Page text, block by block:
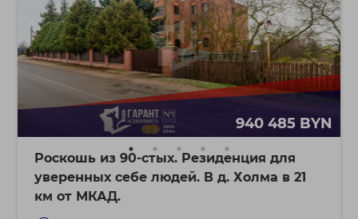
940 485 BYN
Роскошь из 90-стых. Резиденция для
уверенных себе людей. В д. Холма в 21
км от МКАД.